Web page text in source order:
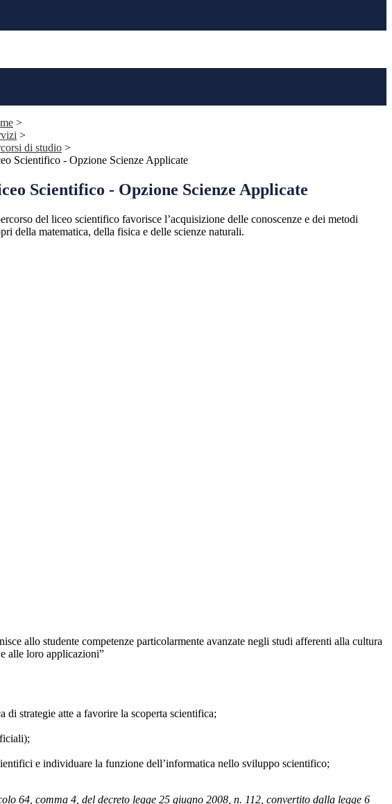
>
>
di studio >
Scientifico - Opzione Scienze Applicate
Scientifico - Opzione Scienze Applicate
del liceo scientifico favorisce l’acquisizione delle conoscenze e dei metodi
della matematica, della fisica e delle scienze naturali.
allo studente competenze particolarmente avanzate negli studi afferenti alla cultura
alle loro applicazioni”
di strategie atte a favorire la scoperta scientifica;
e individuare la funzione dell’informatica nello sviluppo scientifico;
64, comma 4, del decreto legge 25 giugno 2008, n. 112, convertito dalla legge 6